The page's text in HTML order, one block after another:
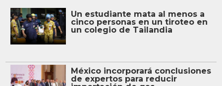
Un estudiante mata al menos a
cinco personas en un tiroteo en
un colegio de Tailandia
México incorporará conclusiones
de expertos para reducir